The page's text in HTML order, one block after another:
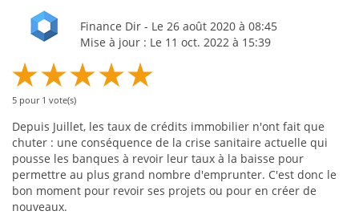
Finance Dir - Le 26 août 2020 à 08:45
Mise à jour : Le 11 oct. 2022 à 15:39
5 pour 1 vote(s)
Depuis Juillet, les taux de crédits immobilier n'ont fait que
chuter : une conséquence de la crise sanitaire actuelle qui
pousse les banques à revoir leur taux à la baisse pour
permettre au plus grand nombre d'emprunter. C'est donc le
bon moment pour revoir ses projets ou pour en créer de
nouveaux.